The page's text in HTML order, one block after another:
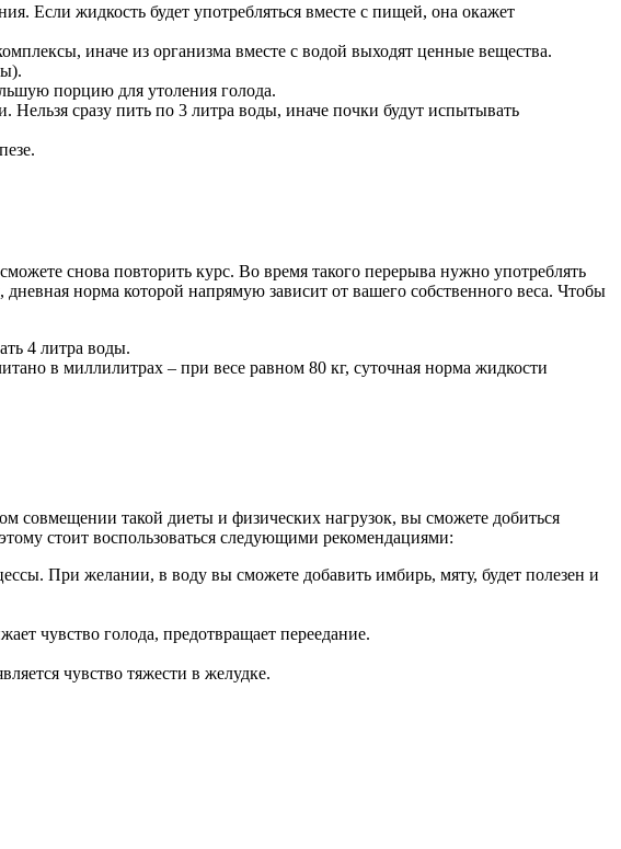
Если жидкость будет употребляться вместе с пищей, она окажет
иначе из организма вместе с водой выходят ценные вещества.
порцию для утоления голода.
сразу пить по 3 литра воды, иначе почки будут испытывать
снова повторить курс. Во время такого перерыва нужно употреблять
норма которой напрямую зависит от вашего собственного веса. Чтобы
4 литра воды.
в миллилитрах – при весе равном 80 кг, суточная норма жидкости
совмещении такой диеты и физических нагрузок, вы сможете добиться
стоит воспользоваться следующими рекомендациями:
При желании, в воду вы сможете добавить имбирь, мяту, будет полезен и
чувство голода, предотвращает переедание.
чувство тяжести в желудке.